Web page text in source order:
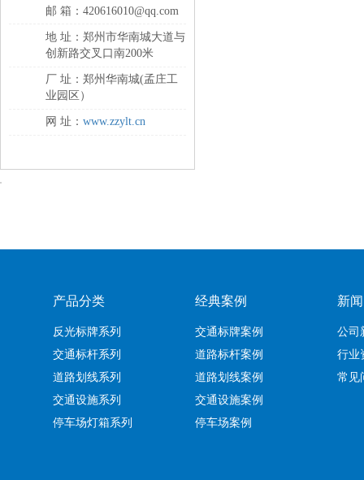
邮 箱：420616010@qq.com
地 址：郑州市华南城大道与
创新路交叉口南200米
厂 址：郑州华南城(孟庄工
业园区）
网 址： www.zzylt.cn
产品分类
反光标牌系列
交通标杆系列
道路划线系列
交通设施系列
停车场灯箱系列
经典案例
交通标牌案例
道路标杆案例
道路划线案例
交通设施案例
停车场案例
新
公司
行业
常见